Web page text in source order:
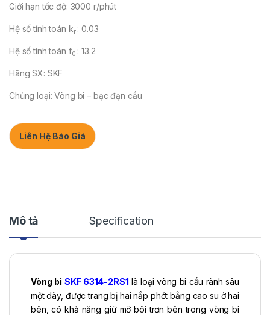
Giới hạn tốc độ: 3000 r/phút
Hệ số tính toán kr : 0.03
Hệ số tính toán f0 : 13.2
Hãng SX: SKF
Chủng loại: Vòng bi – bạc đạn cầu
Liên Hệ Báo Giá
Mô tả Specification
Vòng bi SKF 6314-2RS1 là loại vòng bi cầu rãnh sâu
một dãy, được trang bị hai nắp phớt bằng cao su ở hai
bên, có khả năng giữ mỡ bôi trơn bên trong vòng bi